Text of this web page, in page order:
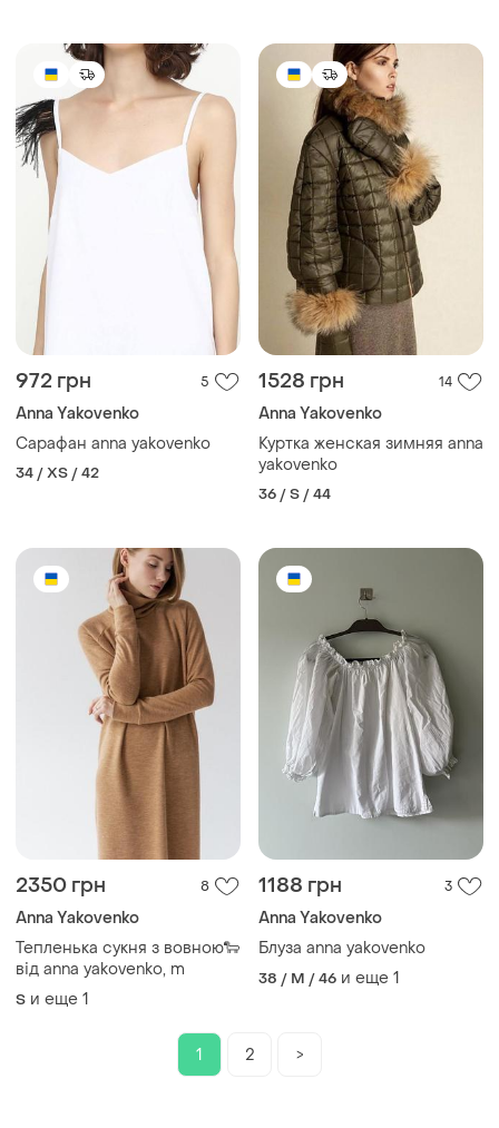
972 грн 5
Anna Yakovenko
Сарафан anna yakovenko
34 / XS / 42
1528 грн 14
Anna Yakovenko
Куртка женская зимняя anna
yakovenko
36 / S / 44
2350 грн 8
Anna Yakovenko
Тепленька сукня з вовною🐑
від anna yakovenko, m
S и еще 1
1188 грн 3
Anna Yakovenko
Блуза anna yakovenko
38 / M / 46 и еще 1
1 2 >